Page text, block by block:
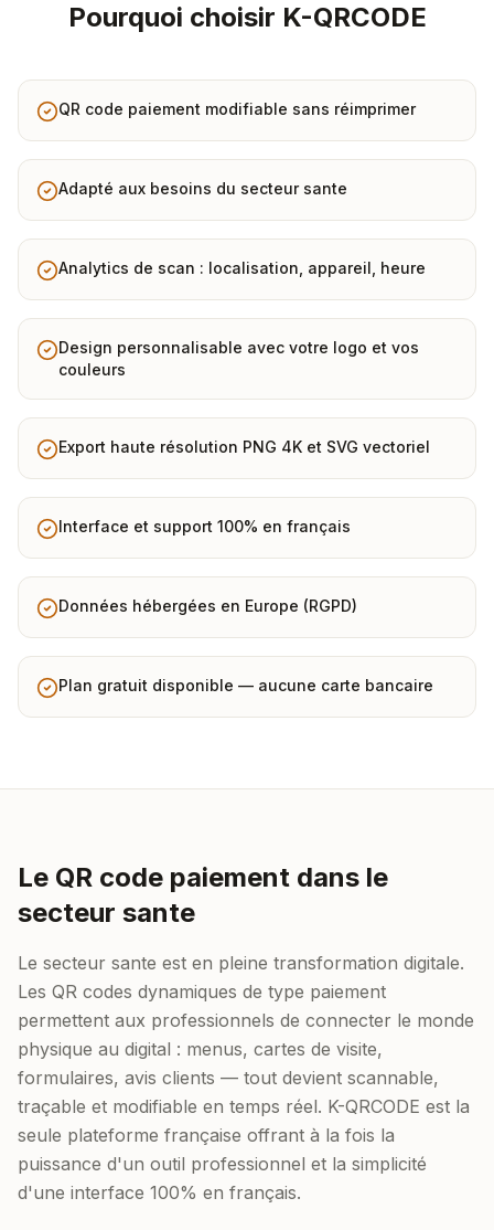
Pourquoi choisir K-QRCODE
QR code paiement modifiable sans réimprimer
Adapté aux besoins du secteur sante
Analytics de scan : localisation, appareil, heure
Design personnalisable avec votre logo et vos
couleurs
Export haute résolution PNG 4K et SVG vectoriel
Interface et support 100% en français
Données hébergées en Europe (RGPD)
Plan gratuit disponible — aucune carte bancaire
Le QR code paiement dans le
secteur sante
Le secteur sante est en pleine transformation digitale.
Les QR codes dynamiques de type paiement
permettent aux professionnels de connecter le monde
physique au digital : menus, cartes de visite,
formulaires, avis clients — tout devient scannable,
traçable et modifiable en temps réel. K-QRCODE est la
seule plateforme française offrant à la fois la
puissance d'un outil professionnel et la simplicité
d'une interface 100% en français.